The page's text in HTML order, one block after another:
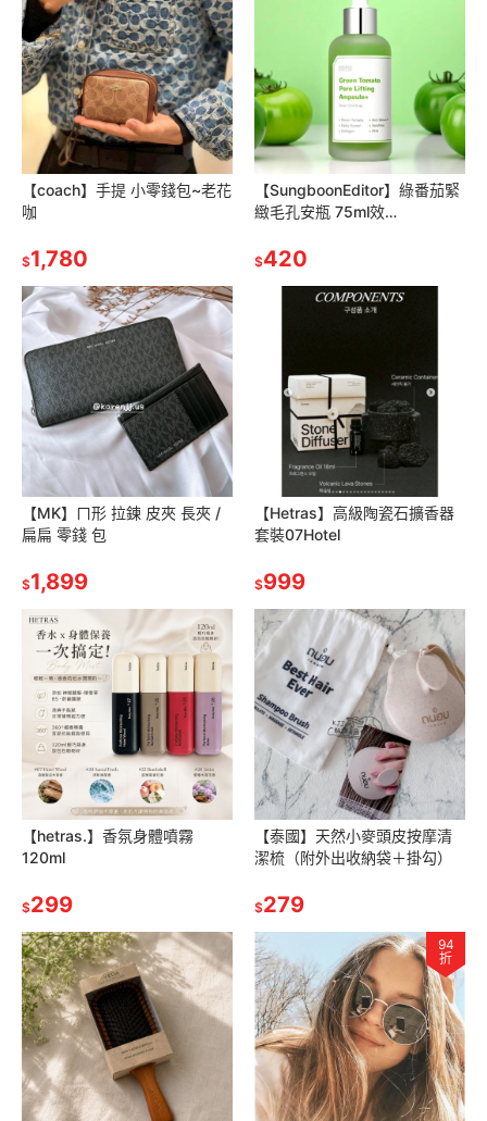
【coach】手提 小零錢包~老花
咖
$1,780
【SungboonEditor】綠番茄緊
緻毛孔安瓶 75ml效
$420
【MK】ㄇ形 拉鍊 皮夾 長夾 /
扁扁 零錢 包
$1,899
【Hetras】高級陶瓷石擴香器
套裝07Hotel
$999
【hetras.】香氛身體噴霧
120ml
$299
【泰國】天然小麥頭皮按摩清
潔梳（附外出收納袋＋掛勾）
$279
94
折